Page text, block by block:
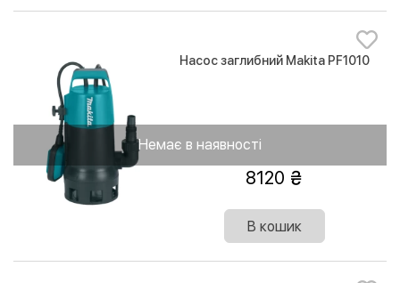
Немає в наявності
Насос заглибний Makita PF1010
8120
В кошик